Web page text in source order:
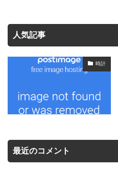
人気記事
時計
最近のコメント